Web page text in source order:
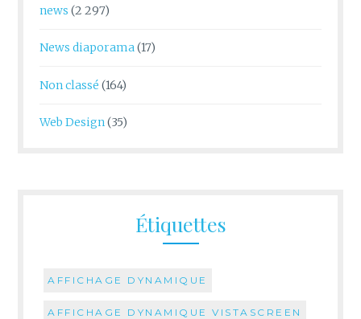
news (2 297)
News diaporama(17)
Non classé (164)
Web Design(35)
Étiquettes
AFFICHAGE DYNAMIQUE
AFFICHAGE DYNAMIQUE VISTASCREEN